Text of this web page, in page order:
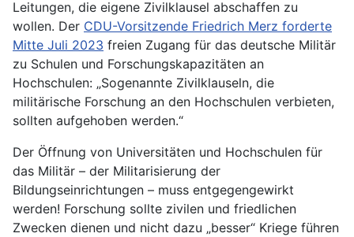
Leitungen, die eigene Zivilklausel abschaffen zu
wollen. Der CDU-Vorsitzende Friedrich Merz forderte
Mitte Juli 2023 freien Zugang für das deutsche Militär
zu Schulen und Forschungskapazitäten an
Hochschulen: „Sogenannte Zivilklauseln, die
militärische Forschung an den Hochschulen verbieten,
sollten aufgehoben werden.“
Der Öffnung von Universitäten und Hochschulen für
das Militär – der Militarisierung der
Bildungseinrichtungen – muss entgegengewirkt
werden! Forschung sollte zivilen und friedlichen
Zwecken dienen und nicht dazu „besser“ Kriege führen